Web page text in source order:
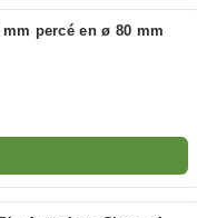
percé en ø 80 mm